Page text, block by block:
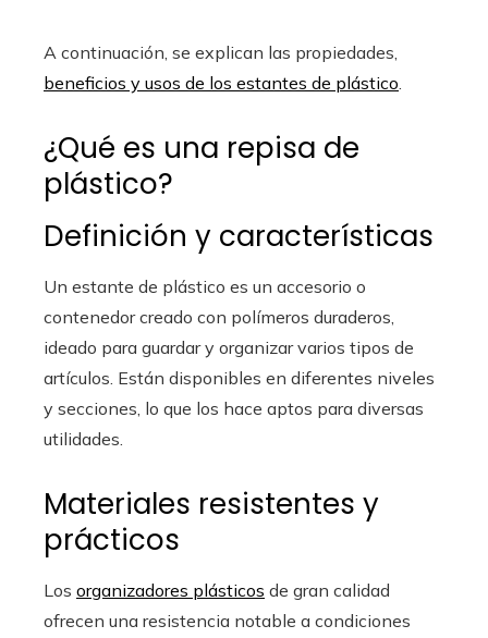
A continuación, se explican las propiedades,
beneficios y usos de los estantes de plástico
¿Qué es una repisa de
plástico?
Definición y características
Un estante de plástico es un accesorio o
contenedor creado con polímeros duraderos,
ideado para guardar y organizar varios tipos de
artículos. Están disponibles en diferentes niveles
y secciones, lo que los hace aptos para diversas
utilidades.
Materiales resistentes y
prácticos
Los organizadores plásticos de gran calidad
ofrecen una resistencia notable a condiciones